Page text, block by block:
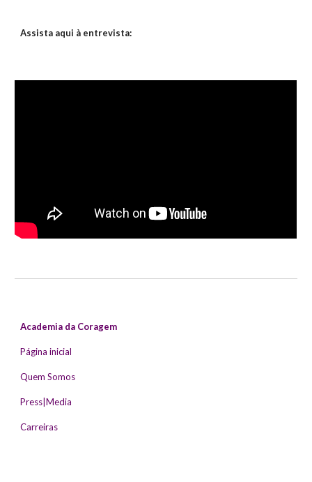
Assista aqui à entrevista:
Academia da Coragem
Página inicial
Quem Somos
Press|Media
Carreiras